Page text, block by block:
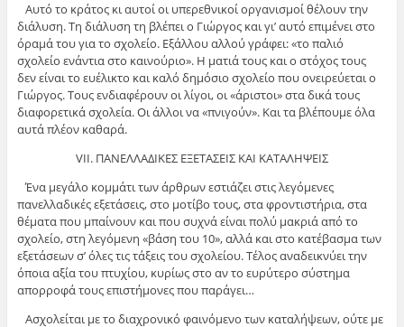
Αυτό το κράτος κι αυτοί οι υπερεθνικοί οργανισμοί θέλουν την
διάλυση. Τη διάλυση τη βλέπει ο Γιώργος και γι’ αυτό επιμένει στο
όραμά του για το σχολείο. Εξάλλου αλλού γράφει: «το παλιό
σχολείο ενάντια στο καινούριο». Η ματιά τους και ο στόχος τους
δεν είναι το ευέλικτο και καλό δημόσιο σχολείο που ονειρεύεται ο
Γιώργος. Τους ενδιαφέρουν οι λίγοι, οι «άριστοι» στα δικά τους
διαφορετικά σχολεία. Οι άλλοι να «πνιγούν». Και τα βλέπουμε όλα
αυτά πλέον καθαρά.
VΙΙ. ΠΑΝΕΛΛΑΔΙΚΕΣ ΕΞΕΤΑΣΕΙΣ ΚΑΙ ΚΑΤΑΛΗΨΕΙΣ
Ένα μεγάλο κομμάτι των άρθρων εστιάζει στις λεγόμενες
πανελλαδικές εξετάσεις, στο μοτίβο τους, στα φροντιστήρια, στα
θέματα που μπαίνουν και που συχνά είναι πολύ μακριά από το
σχολείο, στη λεγόμενη «βάση του 10», αλλά και στο κατέβασμα των
εξετάσεων σ’ όλες τις τάξεις του σχολείου. Τέλος αναδεικνύει την
όποια αξία του πτυχίου, κυρίως στο αν το ευρύτερο σύστημα
απορροφά τους επιστήμονες που παράγει…
Ασχολείται με το διαχρονικό φαινόμενο των καταλήψεων, ούτε με